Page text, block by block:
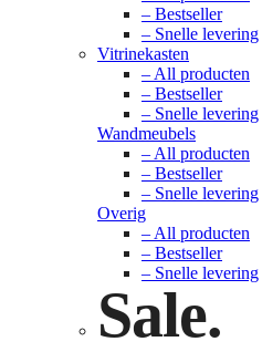
– Bestseller
– Snelle levering
Vitrinekasten
– All producten
– Bestseller
– Snelle levering
Wandmeubels
– All producten
– Bestseller
– Snelle levering
Overig
– All producten
– Bestseller
– Snelle levering
Sale.